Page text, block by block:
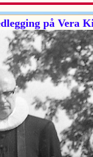
på Vera